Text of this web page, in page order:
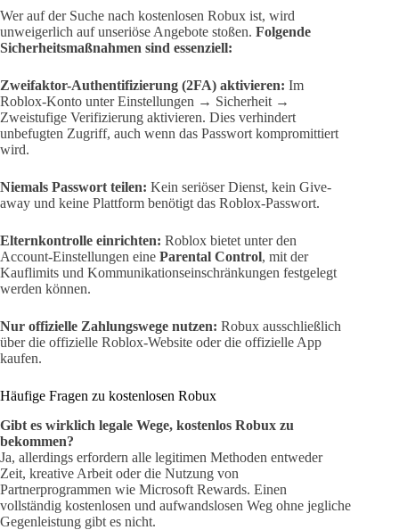
Wer auf der Suche nach kostenlosen Robux ist, wird
unweigerlich auf unseriöse Angebote stoßen. Folgende
Sicherheitsmaßnahmen sind essenziell:
Zweifaktor-Authentifizierung (2FA) aktivieren: Im
Roblox-Konto unter Einstellungen → Sicherheit →
Zweistufige Verifizierung aktivieren. Dies verhindert
unbefugten Zugriff, auch wenn das Passwort kompromittiert
wird.
Niemals Passwort teilen: Kein seriöser Dienst, kein Give-
away und keine Plattform benötigt das Roblox-Passwort.
Elternkontrolle einrichten: Roblox bietet unter den
Account-Einstellungen eine Parental Control, mit der
Kauflimits und Kommunikationseinschränkungen festgelegt
werden können.
Nur offizielle Zahlungswege nutzen: Robux ausschließlich
über die offizielle Roblox-Website oder die offizielle App
kaufen.
Häufige Fragen zu kostenlosen Robux
Gibt es wirklich legale Wege, kostenlos Robux zu
bekommen?
Ja, allerdings erfordern alle legitimen Methoden entweder
Zeit, kreative Arbeit oder die Nutzung von
Partnerprogrammen wie Microsoft Rewards. Einen
vollständig kostenlosen und aufwandslosen Weg ohne jegliche
Gegenleistung gibt es nicht.